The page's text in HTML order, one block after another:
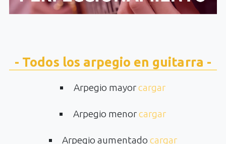
- Todos los arpegio en guitarra -
Arpegio mayorcargar
Arpegio menorcargar
Arpegio aumentado cargar